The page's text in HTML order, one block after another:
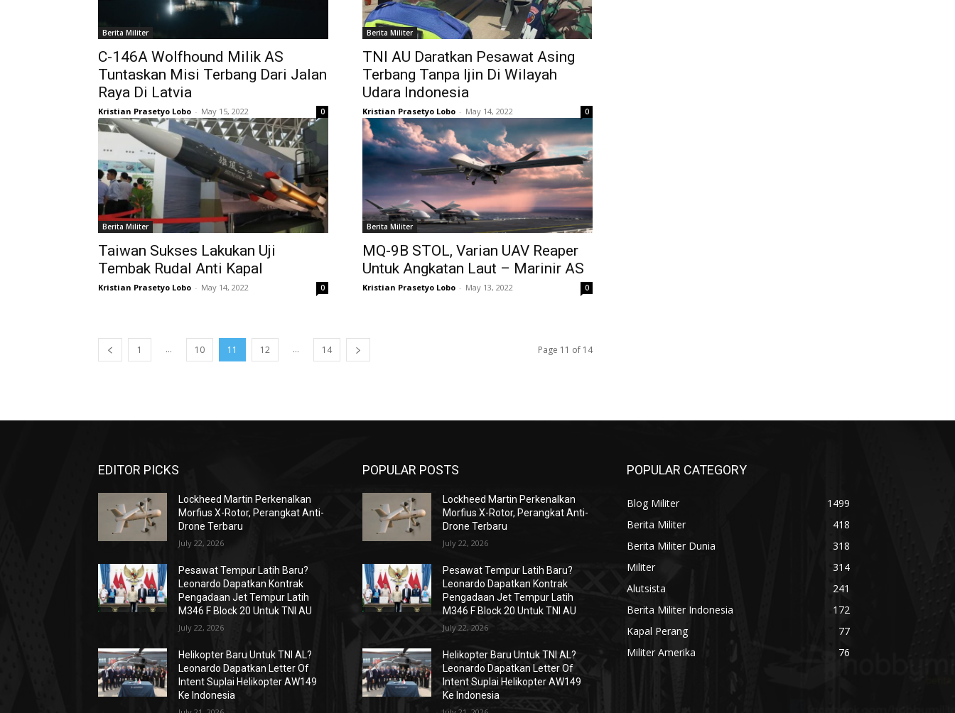
Berita Militer
C-146A Wolfhound Milik AS
Tuntaskan Misi Terbang Dari Jalan
Raya Di Latvia
Kristian Prasetyo Lobo - May 15, 2022 0
Berita Militer
TNI AU Daratkan Pesawat Asing
Terbang Tanpa Ijin Di Wilayah
Udara Indonesia
Kristian Prasetyo Lobo - May 14, 2022 0
Berita Militer
Taiwan Sukses Lakukan Uji
Tembak Rudal Anti Kapal
Kristian Prasetyo Lobo - May 14, 2022 0
Berita Militer
MQ-9B STOL, Varian UAV Reaper
Untuk Angkatan Laut – Marinir AS
Kristian Prasetyo Lobo - May 13, 2022 0
1 ... 10 11 12 ... 14 Page 11 of 14
EDITOR PICKS
Lockheed Martin Perkenalkan
Morfius X-Rotor, Perangkat Anti-
Drone Terbaru
July 22, 2026
Pesawat Tempur Latih Baru?
Leonardo Dapatkan Kontrak
Pengadaan Jet Tempur Latih
M346 F Block 20 Untuk TNI AU
July 22, 2026
Helikopter Baru Untuk TNI AL?
Leonardo Dapatkan Letter Of
Intent Suplai Helikopter AW149
Ke Indonesia
POPULAR POSTS
Lockheed Martin Perkenalkan
Morfius X-Rotor, Perangkat Anti-
Drone Terbaru
July 22, 2026
Pesawat Tempur Latih Baru?
Leonardo Dapatkan Kontrak
Pengadaan Jet Tempur Latih
M346 F Block 20 Untuk TNI AU
July 22, 2026
Helikopter Baru Untuk TNI AL?
Leonardo Dapatkan Letter Of
Intent Suplai Helikopter AW149
Ke Indonesia
POPULAR CATEGORY
Blog Militer
1499
Berita Militer
418
Berita Militer Dunia
318
Militer
314
Alutsista
241
Berita Militer Indonesia
172
Kapal Perang
77
Militer Amerika
76